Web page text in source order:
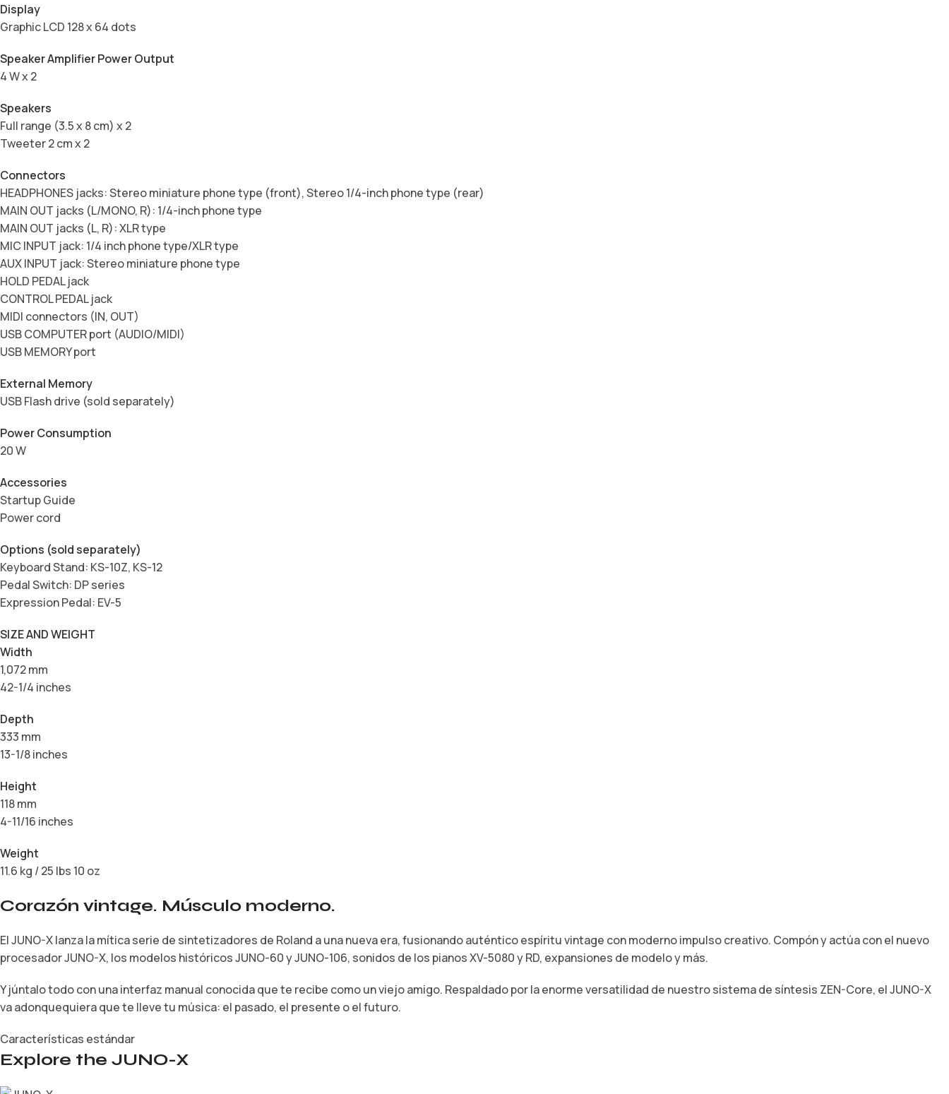
Display
Graphic LCD 128 x 64 dots
Speaker Amplifier Power Output
4 W x 2
Speakers
Full range (3.5 x 8 cm) x 2
Tweeter 2 cm x 2
Connectors
HEADPHONES jacks: Stereo miniature phone type (front), Stereo 1/4-inch phone type (rear)
MAIN OUT jacks (L/MONO, R): 1/4-inch phone type
MAIN OUT jacks (L, R): XLR type
MIC INPUT jack: 1/4 inch phone type/XLR type
AUX INPUT jack: Stereo miniature phone type
HOLD PEDAL jack
CONTROL PEDAL jack
MIDI connectors (IN, OUT)
USB COMPUTER port (AUDIO/MIDI)
USB MEMORY port
External Memory
USB Flash drive (sold separately)
Power Consumption
20 W
Accessories
Startup Guide
Power cord
Options (sold separately)
Keyboard Stand: KS-10Z, KS-12
Pedal Switch: DP series
Expression Pedal: EV-5
SIZE AND WEIGHT
Width
1,072 mm
42-1/4 inches
Depth
333 mm
13-1/8 inches
Height
118 mm
4-11/16 inches
Weight
11.6 kg / 25 lbs 10 oz
Corazón vintage. Músculo moderno.
El JUNO-X lanza la mítica serie de sintetizadores de Roland a una nueva era, fusionando auténtico espíritu vintage con moderno impulso creativo. Compón y actúa con el nuevo
procesador JUNO-X, los modelos históricos JUNO-60 y JUNO-106, sonidos de los pianos XV-5080 y RD, expansiones de modelo y más.
Y júntalo todo con una interfaz manual conocida que te recibe como un viejo amigo. Respaldado por la enorme versatilidad de nuestro sistema de síntesis ZEN-Core, el JUNO-X
va adonquequiera que te lleve tu música: el pasado, el presente o el futuro.
Características estándar
Explore the JUNO-X